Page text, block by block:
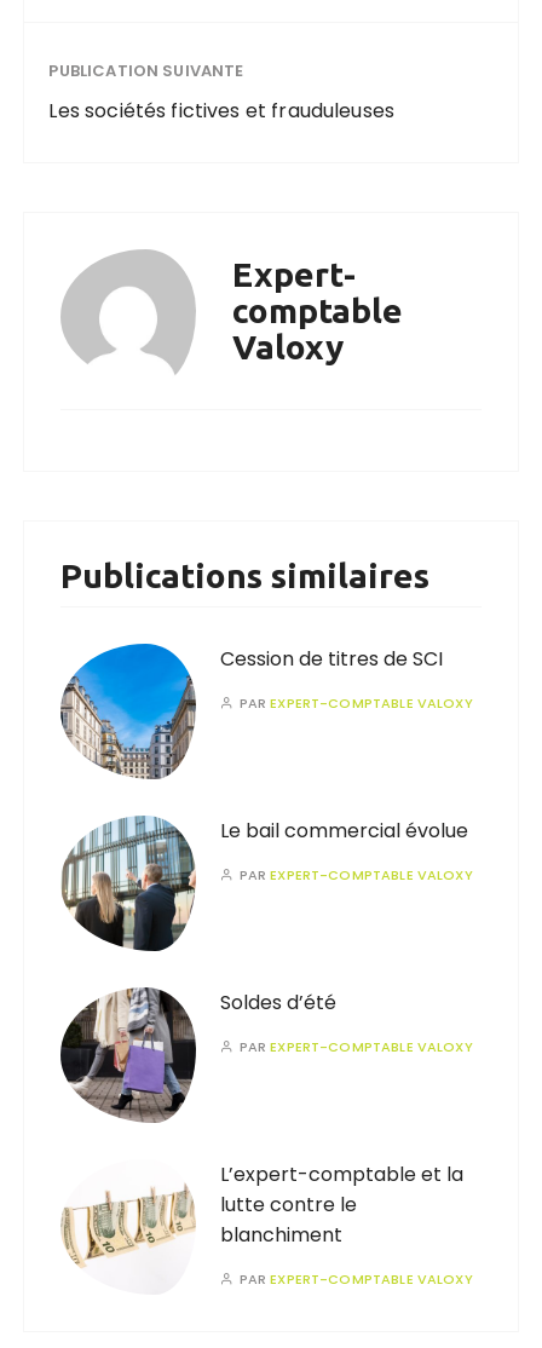
PUBLICATION SUIVANTE
Les sociétés fictives et frauduleuses
Expert-
comptable
Valoxy
Publications similaires
Cession de titres de SCI
PAREXPERT-COMPTABLE VALOXY
Le bail commercial évolue
PAREXPERT-COMPTABLE VALOXY
Soldes d’été
PAREXPERT-COMPTABLE VALOXY
L’expert-comptable et la
lutte contre le
blanchiment
PAREXPERT-COMPTABLE VALOXY